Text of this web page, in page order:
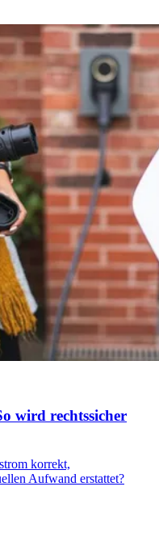
wird rechtssicher
korrekt,
Aufwand erstattet?